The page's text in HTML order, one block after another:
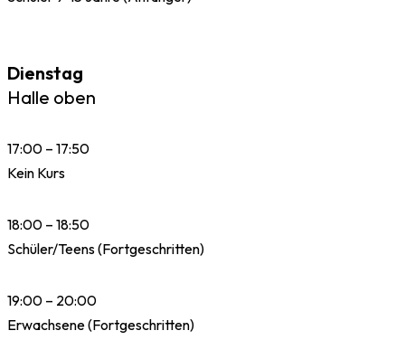
Dienstag
Halle oben
17:00 – 17:50
Kein Kurs
18:00 – 18:50
Schüler/Teens (Fortgeschritten)
19:00 – 20:00
Erwachsene (Fortgeschritten)